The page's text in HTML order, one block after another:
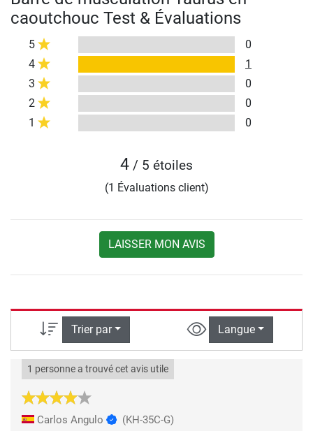
caoutchouc Test & Évaluations
5
0
4
1
3
0
2
0
1
0
4 / 5 étoiles
(1 Évaluations client)
LAISSER MON AVIS
Trier par Langue
1 personne a trouvé cet avis utile
Carlos Angulo (KH-35C-G)